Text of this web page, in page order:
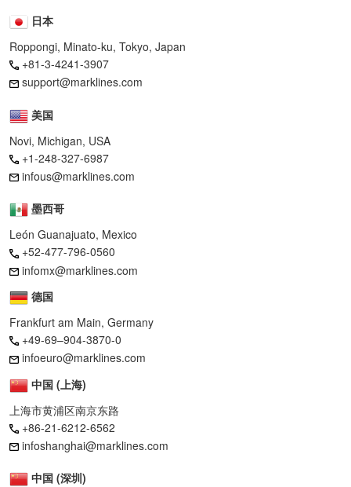
日本
Roppongi, Minato-ku, Tokyo, Japan
+81-3-4241-3907
support@marklines.com
美国
Novi, Michigan, USA
+1-248-327-6987
infous@marklines.com
墨西哥
León Guanajuato, Mexico
+52-477-796-0560
infomx@marklines.com
德国
Frankfurt am Main, Germany
+49-69–904-3870-0
infoeuro@marklines.com
中国 (上海)
上海市黄浦区南京东路
+86-21-6212-6562
infoshanghai@marklines.com
中国 (深圳)